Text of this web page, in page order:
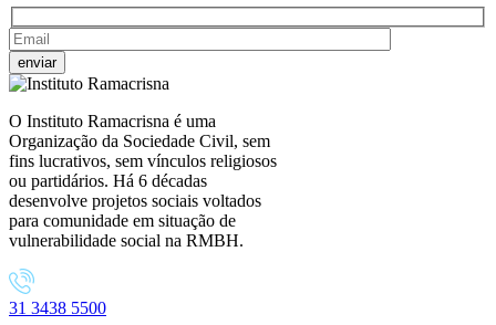
O Instituto Ramacrisna é uma
Organização da Sociedade Civil, sem
fins lucrativos, sem vínculos religiosos
ou partidários. Há 6 décadas
desenvolve projetos sociais voltados
para comunidade em situação de
vulnerabilidade social na RMBH.
31 3438 5500